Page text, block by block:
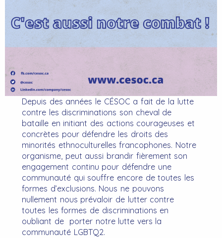
Depuis des années le CÉSOC a fait de la lutte
contre les discriminations son cheval de
bataille en initiant des actions courageuses et
concrètes pour défendre les droits des
minorités ethnoculturelles francophones. Notre
organisme, peut aussi brandir fièrement son
engagement continu pour défendre une
communauté qui souffre encore de toutes les
formes d’exclusions. Nous ne pouvons
nullement nous prévaloir de lutter contre
toutes les formes de discriminations en
oubliant de porter notre lutte vers la
communauté LGBTQ2.